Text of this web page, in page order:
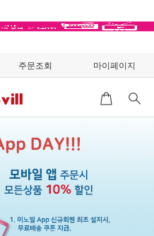
주문조회 마이페이지